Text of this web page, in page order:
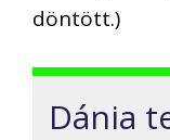
döntött.)
Dánia